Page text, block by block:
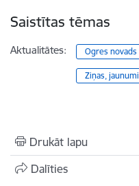
Saistītas tēmas
Aktualitātes: Ogres novads
Ziņas, jaunumi
Drukāt lapu
Dalīties